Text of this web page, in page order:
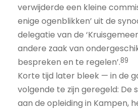
verwijderde een kleine
enige ogenblikken’ uit de
delegatie van de
andere zaak van
bespreken en te regelen’.89
Korte tijd later bleek — in de
volgende te zijn geregeld: De
aan de opleiding in Kampen,